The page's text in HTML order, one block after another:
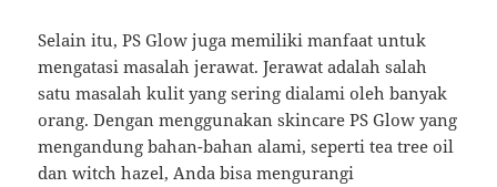
Selain itu, PS Glow juga memiliki manfaat untuk
mengatasi masalah jerawat. Jerawat adalah salah
satu masalah kulit yang sering dialami oleh banyak
orang. Dengan menggunakan skincare PS Glow yang
mengandung bahan-bahan alami, seperti tea tree oil
dan witch hazel, Anda bisa mengurangi